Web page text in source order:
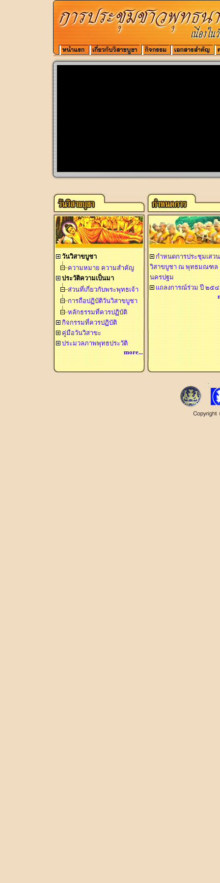
วันวิสาขบูชา
ความหมาย ความสำคัญ
ประวัติความเป็นมา
ส่วนที่เกี่ยวกับพระพุทธเจ้า
การถือปฏิบัติวันวิสาขบูชา
หลักธรรมที่ควรปฏิบัติ
กิจกรรมที่ควรปฏิบัติ
คู่มือวันวิสาขะ
ประมวลภาพพุทธประวัติ
more...
กำหนดการประชุมเสว
วิสาขบูชา ณ พุทธมณฑล
นครปฐม
แถลงการณ์ร่วม ปี ๒๕